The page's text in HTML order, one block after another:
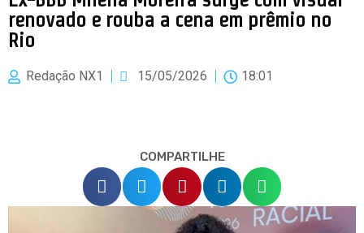
renovado e rouba a cena em prêmio no
Rio
Redação NX1 15/05/2026 18:01
COMPARTILHE